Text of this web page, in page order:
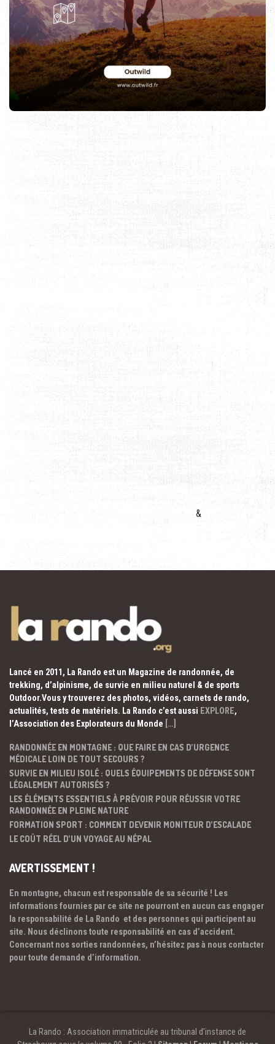
&
Lancé en 2011, La Rando est un Magazine de randonnée, de
trekking, d’alpinisme, de survie en milieu naturel & de sports
Outdoor.Vous y trouverez des photos, vidéos, carnets de rando,
actualités, tests de matériels. La Rando c’est aussi EXPLORE,
l’Association des Explorateurs du Monde […]
RANDONNÉE EN MONTAGNE : QUE FAIRE EN CAS D’URGENCE
MÉDICALE LOIN DE TOUT SECOURS ?
SURVIE EN MILIEU ISOLÉ : QUELS ÉQUIPEMENTS DE DÉFENSE SONT
LÉGALEMENT AUTORISÉS ?
LES ÉLÉMENTS ESSENTIELS À PRÉVOIR POUR RÉUSSIR VOTRE
RANDONNÉE EN PLEINE NATURE
FORMATION SPORT : COMMENT DEVENIR MONITEUR D’ESCALADE
LE COÛT RÉEL D’UN VOYAGE AU NÉPAL
AVERTISSEMENT !
En montagne, chacun est responsable de sa sécurité ! Les
informations fournies par ce site ne pourront en aucun cas engager
la responsabilité de La Rando et des personnes qui participent au
site. Nous déclinons toute responsabilité en cas d’accident.
Concernant nos sorties randonnées, n’hésitez pas à nous contacter
pour toute demande d’information.
La Rando : Association immatriculée au tribunal d’instance de